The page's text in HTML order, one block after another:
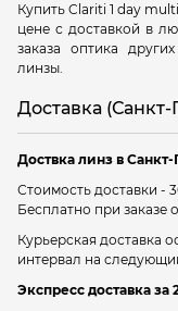
Купить Clariti 1 day
цене с доставкой в
заказа оптика
линзы.
Доставка
Доствка линз в
Стоимость доставки -
Бесплатно при заказе
Курьерская доставка
интервал на
Экспресс доставка за